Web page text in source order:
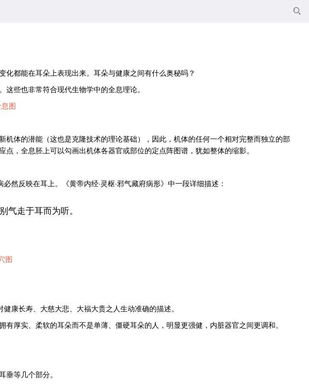

都能在耳朵上表现出来。耳朵与健康之间有什么奥秘吗？
些也非常符合现代生物学中的全息理论。
体的潜能（这也是克隆技术的理论基础），因此，机体的任何一个相对完整而独立的部
，全息胚上可以勾画出机体各器官或部位的定点阵图谱，犹如整体的缩影。
然反映在耳上。《黄帝内经·灵枢·邪气藏府病形》中一段详细描述：
走于耳而为听。
康长寿、大慈大悲、大福大贵之人生动准确的描述。
厚实、柔软的耳朵而不是单薄、僵硬耳朵的人，明显更强健，内脏器官之间更调和。
等几个部分。